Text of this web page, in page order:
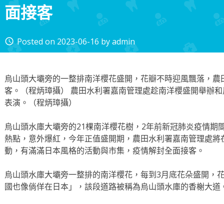
面接客
access_time Posted on 2023-06-16 byadmin
烏山頭大壩旁的一整排南洋櫻花盛開，花瓣不時迎風飄落，
客。（程炳璋攝） 農田水利署嘉南管理處趁南洋櫻盛開舉辦
表演。（程炳璋攝）
烏山頭水庫大壩旁的21棵南洋櫻花樹，2年前新冠肺炎疫情期
熱點，意外爆紅，今年正值盛開期，農田水利署嘉南管理處
動，有滿滿日本風格的活動與市集，疫情解封全面接客。
烏山頭水庫大壩旁一整排的南洋櫻花，每到3月底花朵盛開，
國也像倘佯在日本」，該段道路被稱為烏山頭水庫的香榭大道